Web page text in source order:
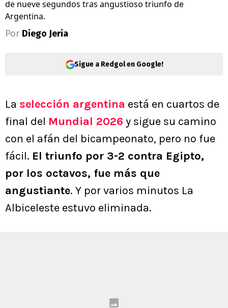
de nueve segundos tras angustioso triunfo de
Argentina.
Por Diego Jeria
Sigue a Redgol en Google!
La selección argentina está en cuartos de
final del Mundial 2026 y sigue su camino
con el afán del bicampeonato, pero no fue
fácil. El triunfo por 3-2 contra Egipto,
por los octavos, fue más que
angustiante. Y por varios minutos La
Albiceleste estuvo eliminada.